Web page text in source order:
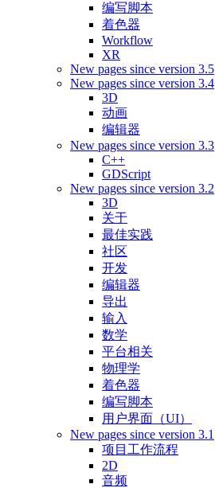
编写脚本
着色器
Workflow
XR
New pages since version 3.5
New pages since version 3.4
3D
动画
编辑器
New pages since version 3.3
C++
GDScript
New pages since version 3.2
3D
关于
最佳实践
社区
开发
编辑器
导出
输入
数学
平台相关
物理学
着色器
编写脚本
用户界面（UI）
New pages since version 3.1
项目工作流程
2D
音频